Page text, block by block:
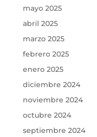
mayo 2025
abril 2025
marzo 2025
febrero 2025
enero 2025
diciembre 2024
noviembre 2024
octubre 2024
septiembre 2024